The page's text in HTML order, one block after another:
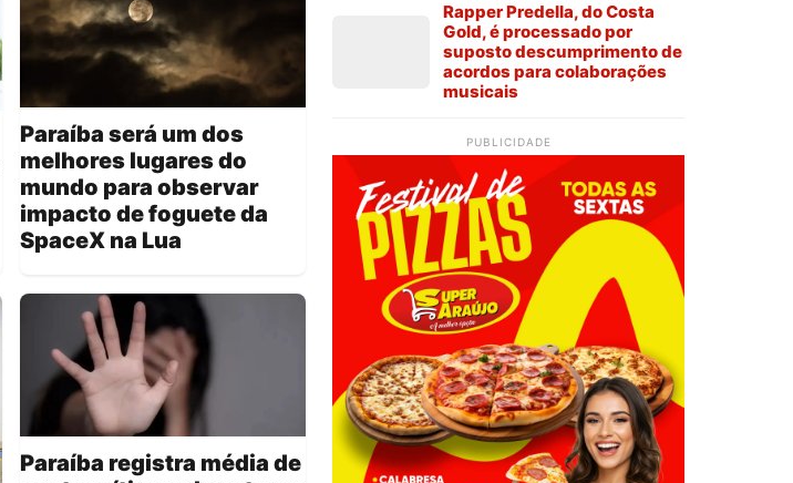
Paraíba será um dos
melhores lugares do
mundo para observar
impacto de foguete da
SpaceX na Lua
Paraíba registra média de
Rapper Predella, do Costa
Gold, é processado por
suposto descumprimento de
acordos para colaborações
musicais
PUBLICIDADE